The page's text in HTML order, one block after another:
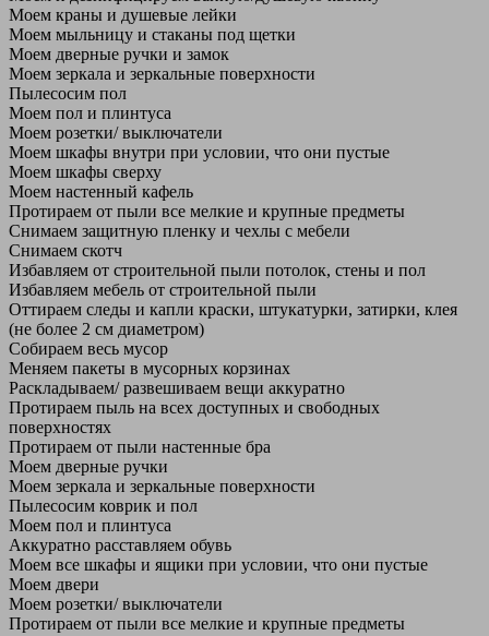
Моем краны и душевые лейки
Моем мыльницу и стаканы под щетки
Моем дверные ручки и замок
Моем зеркала и зеркальные поверхности
Пылесосим пол
Моем пол и плинтуса
Моем розетки/ выключатели
Моем шкафы внутри при условии, что они пустые
Моем шкафы сверху
Моем настенный кафель
Протираем от пыли все мелкие и крупные предметы
Снимаем защитную пленку и чехлы с мебели
Снимаем скотч
Избавляем от строительной пыли потолок, стены и пол
Избавляем мебель от строительной пыли
Оттираем следы и капли краски, штукатурки, затирки, клея
(не более 2 см диаметром)
Собираем весь мусор
Меняем пакеты в мусорных корзинах
Раскладываем/ развешиваем вещи аккуратно
Протираем пыль на всех доступных и свободных
поверхностях
Протираем от пыли настенные бра
Моем дверные ручки
Моем зеркала и зеркальные поверхности
Пылесосим коврик и пол
Моем пол и плинтуса
Аккуратно расставляем обувь
Моем все шкафы и ящики при условии, что они пустые
Моем двери
Моем розетки/ выключатели
Протираем от пыли все мелкие и крупные предметы